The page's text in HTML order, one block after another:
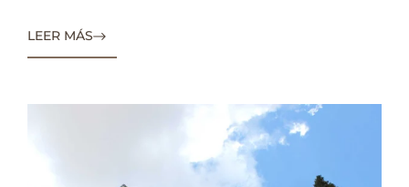
LEER MÁS